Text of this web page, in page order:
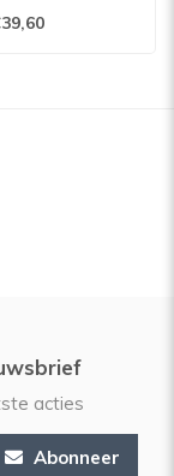
acties
Abonneer